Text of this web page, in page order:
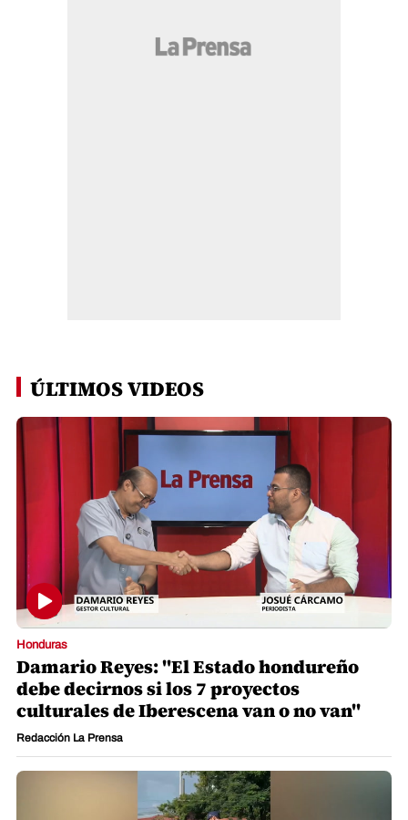
ÚLTIMOS VIDEOS
Honduras
Damario Reyes: "El Estado hondureño
debe decirnos si los 7 proyectos
culturales de Iberescena van o no van"
Redacción La Prensa